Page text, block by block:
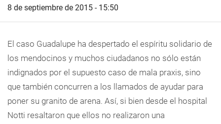
8 de septiembre de 2015 - 15:50
El caso Guadalupe ha despertado el espíritu solidario de
los mendocinos y muchos ciudadanos no sólo están
indignados por el supuesto caso de mala praxis, sino
que también concurren a los llamados de ayudar para
poner su granito de arena. Así, si bien desde el hospital
Notti resaltaron que ellos no realizaron una